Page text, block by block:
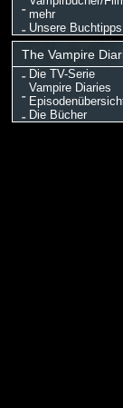
mehr
Unsere Buchtipps
The Vampire
Die TV-Serie
Vampire Diaries
Die Bücher